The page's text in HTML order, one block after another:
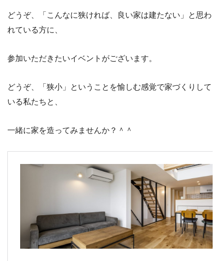
どうぞ、「こんなに狭ければ、良い家は建たない」と思わ
れている方に、
参加いただきたいイベントがございます。
どうぞ、「狭小」ということを愉しむ感覚で家づくりして
いる私たちと、
一緒に家を造ってみませんか？＾＾